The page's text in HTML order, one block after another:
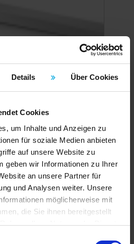
Details Über Cookies
Cookies
um Inhalte und Anzeigen zu
für soziale Medien anbieten
auf unsere Website zu
geben wir Informationen zu Ihrer
an unsere Partner für
und Analysen weiter. Unsere
möglicherweise mit
die Sie ihnen bereitgestellt
Ihrer Nutzung der Dienste
autoportante